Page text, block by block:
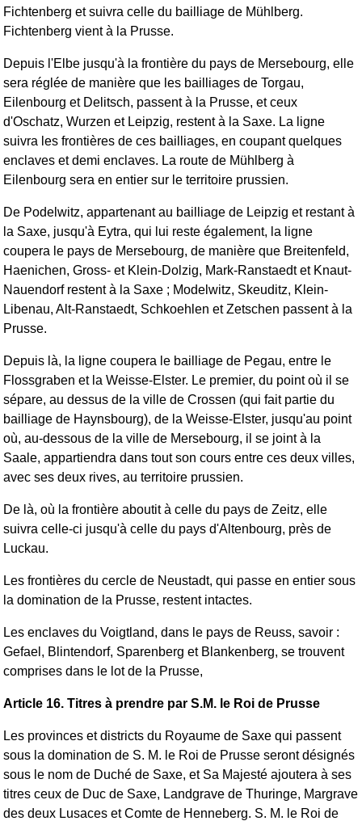
Fichtenberg et suivra celle du bailliage de Mühlberg.
Fichtenberg vient à la Prusse.
Depuis l'Elbe jusqu'à la frontière du pays de Mersebourg, elle
sera réglée de manière que les bailliages de Torgau,
Eilenbourg et Delitsch, passent à la Prusse, et ceux
d'Oschatz, Wurzen et Leipzig, restent à la Saxe. La ligne
suivra les frontières de ces bailliages, en coupant quelques
enclaves et demi enclaves. La route de Mühlberg à
Eilenbourg sera en entier sur le territoire prussien.
De Podelwitz, appartenant au bailliage de Leipzig et restant à
la Saxe, jusqu'à Eytra, qui lui reste également, la ligne
coupera le pays de Mersebourg, de manière que Breitenfeld,
Haenichen, Gross- et Klein-Dolzig, Mark-Ranstaedt et Knaut-
Nauendorf restent à la Saxe ; Modelwitz, Skeuditz, Klein-
Libenau, Alt-Ranstaedt, Schkoehlen et Zetschen passent à la
Prusse.
Depuis là, la ligne coupera le bailliage de Pegau, entre le
Flossgraben et la Weisse-Elster. Le premier, du point où il se
sépare, au dessus de la ville de Crossen (qui fait partie du
bailliage de Haynsbourg), de la Weisse-Elster, jusqu'au point
où, au-dessous de la ville de Mersebourg, il se joint à la
Saale, appartiendra dans tout son cours entre ces deux villes,
avec ses deux rives, au territoire prussien.
De là, où la frontière aboutit à celle du pays de Zeitz, elle
suivra celle-ci jusqu'à celle du pays d'Altenbourg, près de
Luckau.
Les frontières du cercle de Neustadt, qui passe en entier sous
la domination de la Prusse, restent intactes.
Les enclaves du Voigtland, dans le pays de Reuss, savoir :
Gefael, Blintendorf, Sparenberg et Blankenberg, se trouvent
comprises dans le lot de la Prusse,
Article 16. Titres à prendre par S.M. le Roi de Prusse
Les provinces et districts du Royaume de Saxe qui passent
sous la domination de S. M. le Roi de Prusse seront désignés
sous le nom de Duché de Saxe, et Sa Majesté ajoutera à ses
titres ceux de Duc de Saxe, Landgrave de Thuringe, Margrave
des deux Lusaces et Comte de Henneberg. S. M. le Roi de